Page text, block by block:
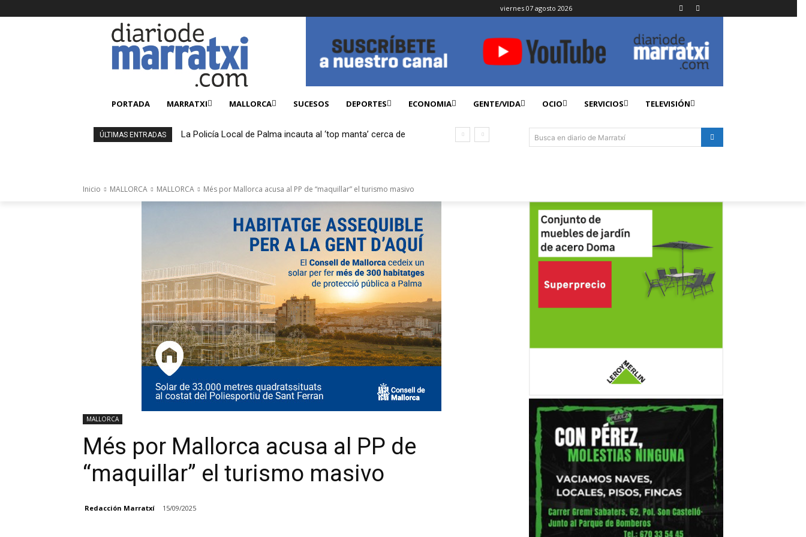
viernes 07 agosto 2026
PORTADA MARRATXI MALLORCA SUCESOS DEPORTES ECONOMIA GENTE/VIDA OCIO SERVICIOS TELEVISIÓN
ÚLTIMAS ENTRADAS
La Policía Local de Palma incauta al ‘top manta’ cerca de
Busca en diario de Marratxí
Inicio MALLORCA MALLORCA Més por Mallorca acusa al PP de “maquillar” el turismo masivo
MALLORCA
Més por Mallorca acusa al PP de
“maquillar” el turismo masivo
Redacción Marratxí 15/09/2025